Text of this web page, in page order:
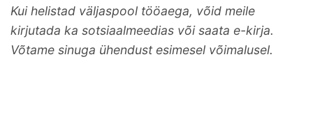
Kui helistad väljaspool tööaega, võid meile
kirjutada ka sotsiaalmeedias või saata e-kirja.
Võtame sinuga ühendust esimesel võimalusel.